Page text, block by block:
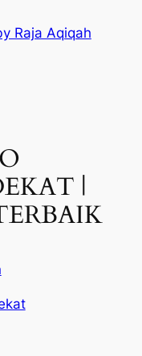
Raja Aqiqah
|